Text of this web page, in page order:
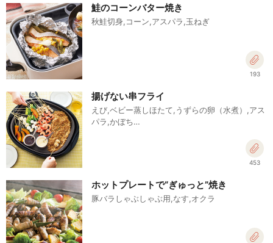
鮭のコーンバター焼き
秋鮭切身,コーン,アスパラ,玉ねぎ
193
揚げない串フライ
えび,ベビー蒸しほたて,うずらの卵（水煮）,アス
パラ,かぼち…
453
ホットプレートで“ぎゅっと”焼き
豚バラしゃぶしゃぶ用,なす,オクラ